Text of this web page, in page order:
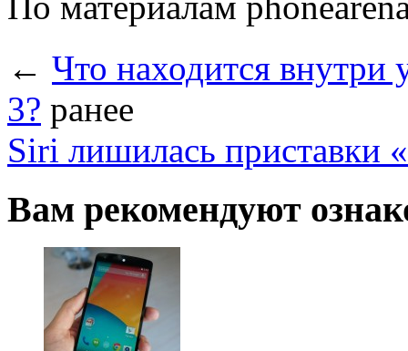
← Что находится внутри
3? ранее
Siri лишилась приставки
Вам рекомендуют